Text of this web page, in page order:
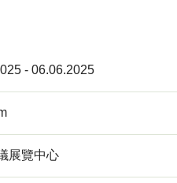
- 06.06.2025
展覽中心